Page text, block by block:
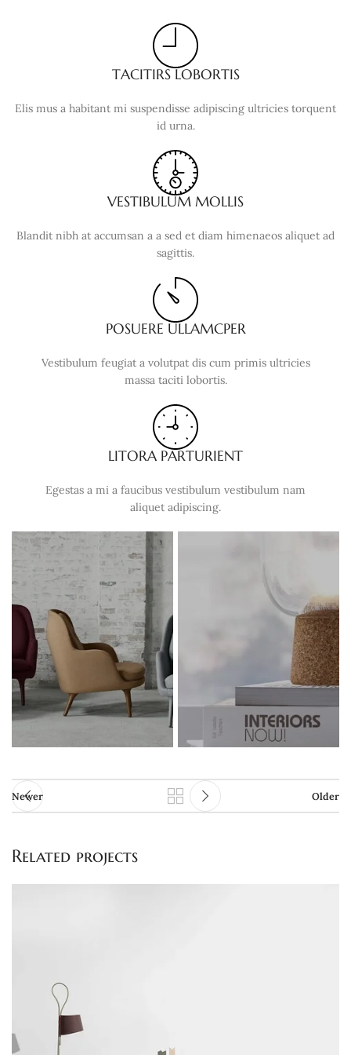
TACITIRS LOBORTIS
Elis mus a habitant mi suspendisse adipiscing ultricies torquent
id urna.
VESTIBULUM MOLLIS
Blandit nibh at accumsan a a sed et diam himenaeos aliquet ad
sagittis.
POSUERE ULLAMCPER
Vestibulum feugiat a volutpat dis cum primis ultricies
massa taciti lobortis.
LITORA PARTURIENT
Egestas a mi a faucibus vestibulum vestibulum nam
aliquet adipiscing.
Newer Older
Related projects